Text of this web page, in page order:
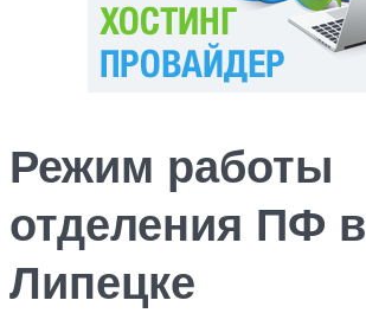
Режим работы
отделения ПФ в
Липецке